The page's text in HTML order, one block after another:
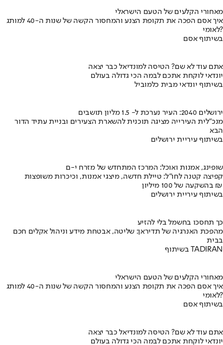
מאחורי הקלעים של הטעם הישראלי
איך אסם הפכה את תקופת הצנע והמחסור הקשה של שנות ה-40 למותג
לאומי?
בשיתוף אסם
אתם עוד לא שם? הטיסה למונדיאל כבר יצאה
יונדאי לוקחת אתכם לבמה הכי גדולה בעולם
בשיתוף יונדאי מבית כלמוביל
ירושלים 2040: העיר נערכת ל- 1.5 מליון תושבים
מנכ"לית העירייה מציגה תוכנית להשארת הצעירים ובניית עתיד הדור
הבא
בשיתוף עיריית ירושלים
שופינג, אמנות ואוכל: המרכז המתחדש של מזרח י-ם
קפיצה קטנה לחו"ל: טיילת חדשה, מיצגי אמנות, וכיכרות משופצות
בהשקעה של 100 מיליון ₪
בשיתוף עיריית ירושלים
כך תחסכו בחשמל בלי להזיע
מהפכת האנרגיה של תדיראן: שליטה, אבטחת מידע וניהול אקלים חכם
בבית
בשיתוף TADIRAN
מאחורי הקלעים של הטעם הישראלי
איך אסם הפכה את תקופת הצנע והמחסור הקשה של שנות ה-40 למותג
לאומי?
בשיתוף אסם
אתם עוד לא שם? הטיסה למונדיאל כבר יצאה
יונדאי לוקחת אתכם לבמה הכי גדולה בעולם